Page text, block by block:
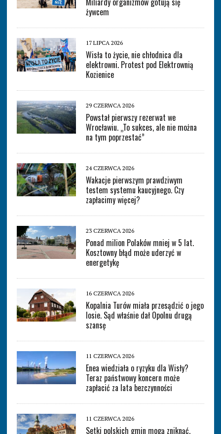
żywcem
17 LIPCA 2026
Wisła to życie, nie chłodnica dla
elektrowni. Protest pod Elektrownią
Kozienice
29 CZERWCA 2026
Powstał pierwszy rezerwat we
Wrocławiu. „To sukces, ale nie można
na tym poprzestać”
24 CZERWCA 2026
Wakacje pierwszym prawdziwym
testem systemu kaucyjnego. Czy
zapłacimy więcej?
23 CZERWCA 2026
Ponad milion Polaków mniej w 5 lat.
Kosztowny błąd może uderzyć w
energetykę
16 CZERWCA 2026
Kopalnia Turów miała przesądzić o jego
losie. Sąd właśnie dał Opolnu drugą
szansę
11 CZERWCA 2026
Enea wiedziała o ryzyku dla Wisły?
Teraz państwowy koncern może
zapłacić za lata bezczynności
11 CZERWCA 2026
Setki polskich gmin mogą zniknąć.